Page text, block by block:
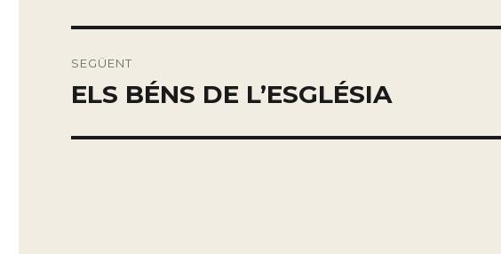
SEGÜENT
Entrada
ELS BÉNS DE L’ESGLÉSIA